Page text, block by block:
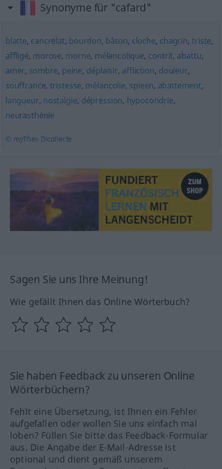
Synonyme für "cafard"
blatte, cancrelat, bourdon, bâton, cloche, chagrin,triste,
affligé, morose, morne, mélancolique, contrit, abattu,
amer, sombre, peine, déplaisir, affliction, douleur,
souffrance, tristesse, mélancolie, spleen, abattement,
langueur, nostalgie, dépression, hypocondrie,
neurasthénie
© myThes Dicollecte
Sagen Sie uns Ihre Meinung!
Wie gefällt Ihnen das Online Wörterbuch?
Sie haben Feedback zu unseren Online
Wörterbüchern?
Fehlt eine Übersetzung, ist Ihnen ein Fehler
aufgefallen oder wollen Sie uns einfach mal
loben? Füllen Sie bitte das Feedback-Formular
aus. Die Angabe der E-Mail-Adresse ist
optional und dient gemäß unserem